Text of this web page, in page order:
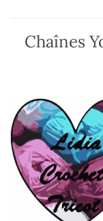
Chaînes